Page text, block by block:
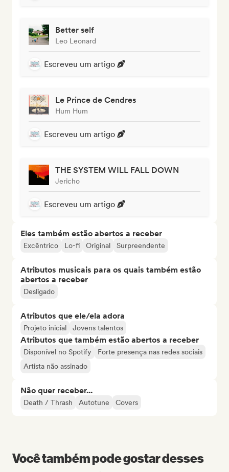
Better self
Leo Leonard
Escreveu um artigo
Le Prince de Cendres
Hum Hum
Escreveu um artigo
THE SYSTEM WILL FALL DOWN
Jericho
Escreveu um artigo
Eles também estão abertos a receber
Excêntrico Lo-fi Original Surpreendente
Atributos musicais para os quais também estão
abertos a receber
Desligado
Atributos que ele/ela adora
Projeto inicial Jovens talentos
Atributos que também estão abertos a receber
Disponível no Spotify
Forte presença nas redes sociais
Artista não assinado
Não quer receber...
Death / Thrash Autotune Covers
Você também pode gostar desses